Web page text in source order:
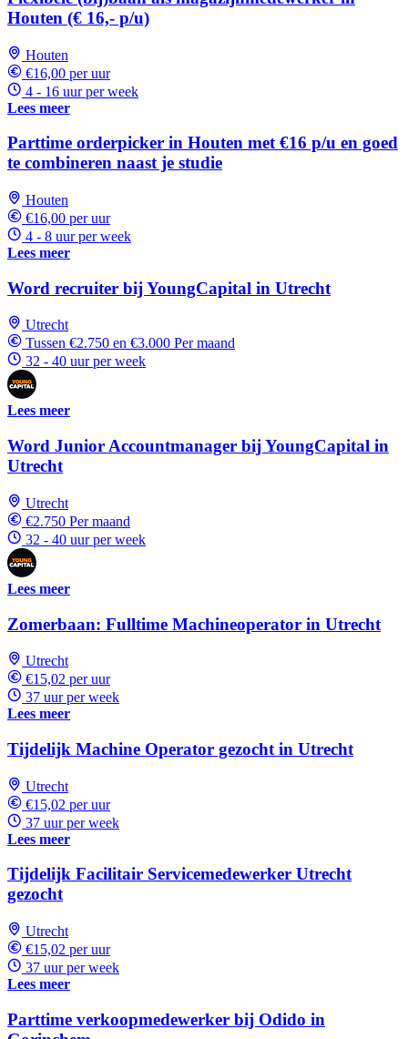
Houten (€ 16,- p/u)
Houten
€16,00 per uur
4 - 16 uur per week
Lees meer
Parttime orderpicker in Houten met €16 p/u en goed
te combineren naast je studie
Houten
€16,00 per uur
4 - 8 uur per week
Lees meer
Word recruiter bij YoungCapital in Utrecht
Utrecht
Tussen €2.750 en €3.000 Per maand
32 - 40 uur per week
Lees meer
Word Junior Accountmanager bij YoungCapital in
Utrecht
Utrecht
€2.750 Per maand
32 - 40 uur per week
Lees meer
Zomerbaan: Fulltime Machineoperator in Utrecht
Utrecht
€15,02 per uur
37 uur per week
Lees meer
Tijdelijk Machine Operator gezocht in Utrecht
Utrecht
€15,02 per uur
37 uur per week
Lees meer
Tijdelijk Facilitair Servicemedewerker Utrecht
gezocht
Utrecht
€15,02 per uur
37 uur per week
Lees meer
Parttime verkoopmedewerker bij Odido in